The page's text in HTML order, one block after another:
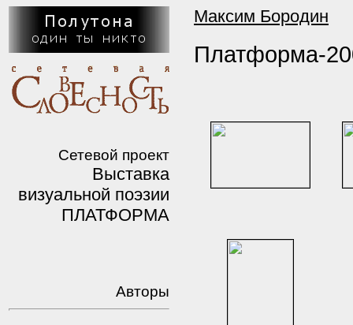
Сетевой проект
Выставка
визуальной поэзии
ПЛАТФОРМА
Авторы
Максим Бородин
Платформа-